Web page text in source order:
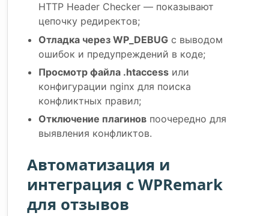
HTTP Header Checker — показывают
цепочку редиректов;
Отладка через WP_DEBUG с выводом
ошибок и предупреждений в коде;
Просмотр файла .htaccess или
конфигурации nginx для поиска
конфликтных правил;
Отключение плагинов поочередно для
выявления конфликтов.
Автоматизация и
интеграция с WPRemark
для отзывов